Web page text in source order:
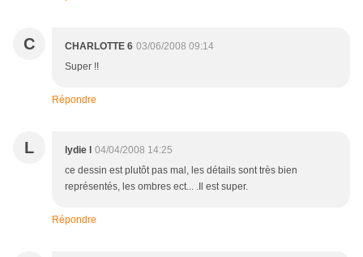
C CHARLOTTE 6 03/06/2008 09:14
Super !!
Répondre
L lydie l
04/04/2008 14:25
ce dessin est plutôt pas mal, les détails sont très bien
représentés, les ombres ect... .Il est super.
Répondre